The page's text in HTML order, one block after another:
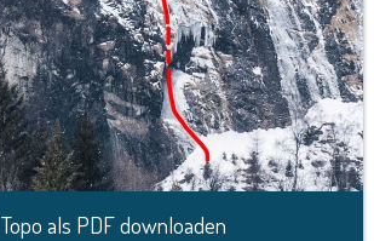
Topo als PDF downloaden